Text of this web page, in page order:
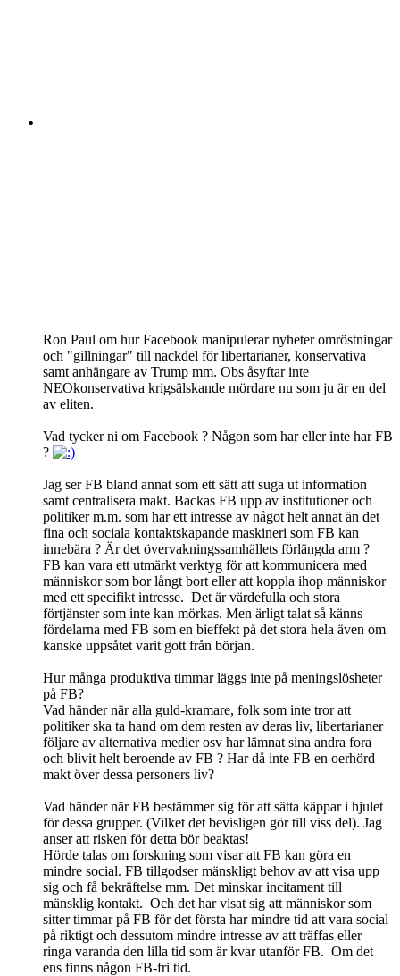
Ron Paul om hur Facebook manipulerar nyheter omröstningar
och "gillningar" till nackdel för libertarianer, konservativa
samt anhängare av Trump mm. Obs åsyftar inte
NEOkonservativa krigsälskande mördare nu som ju är en del
av eliten.
Vad tycker ni om Facebook ? Någon som har eller inte har FB
?
Jag ser FB bland annat som ett sätt att suga ut information
samt centralisera makt. Backas FB upp av institutioner och
politiker m.m. som har ett intresse av något helt annat än det
fina och sociala kontaktskapande maskineri som FB kan
innebära ? Är det övervakningssamhällets förlängda arm ?
FB kan vara ett utmärkt verktyg för att kommunicera med
människor som bor långt bort eller att koppla ihop människor
med ett specifikt intresse. Det är värdefulla och stora
förtjänster som inte kan mörkas. Men ärligt talat så känns
fördelarna med FB som en bieffekt på det stora hela även om
kanske uppsåtet varit gott från början.
Hur många produktiva timmar läggs inte på meningslösheter
på FB?
Vad händer när alla guld-kramare, folk som inte tror att
politiker ska ta hand om dem resten av deras liv, libertarianer
följare av alternativa medier osv har lämnat sina andra fora
och blivit helt beroende av FB ? Har då inte FB en oerhörd
makt över dessa personers liv?
Vad händer när FB bestämmer sig för att sätta käppar i hjulet
för dessa grupper. (Vilket det bevisligen gör till viss del). Jag
anser att risken för detta bör beaktas!
Hörde talas om forskning som visar att FB kan göra en
mindre social. FB tillgodser mänskligt behov av att visa upp
sig och få bekräftelse mm. Det minskar incitament till
mänsklig kontakt. Och det har visat sig att människor som
sitter timmar på FB för det första har mindre tid att vara social
på riktigt och dessutom mindre intresse av att träffas eller
ringa varanda den lilla tid som är kvar utanför FB. Om det
ens finns någon FB-fri tid.